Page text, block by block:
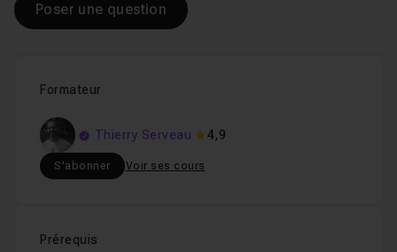
Formateur
Thierry Serveau 4,9
S'abonner Voir ses cours
Prérequis
Poser une question